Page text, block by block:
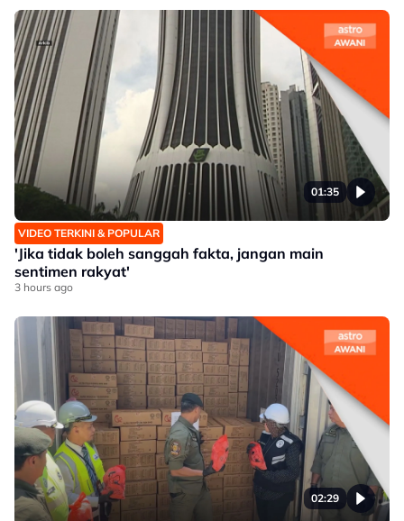
01:35
VIDEO TERKINI & POPULAR
'Jika tidak boleh sanggah fakta, jangan main
sentimen rakyat'
3 hours ago
02:29